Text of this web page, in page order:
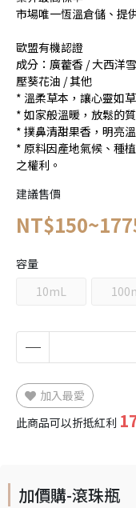
市場唯一恆溫倉儲、提
歐盟有機認證
成分：廣藿香 / 大西洋
壓葵花油 / 其他
* 溫柔草本，讓心靈如
* 如家般溫暖，放鬆的
* 撲鼻清甜果香，明亮
* 原料因產地氣候、種
之權利。
建議售價
容量
10mL
加入最愛
此商品可以折抵紅利
加價購-滾珠瓶